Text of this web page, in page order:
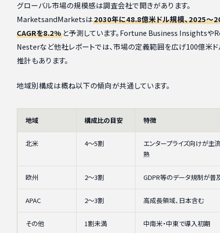
グローバル市場の規模感は調査会社で開きがあります。
MarketsandMarketsは2030年に48.8億米ドル規模、2025〜
CAGRを8.2%と予測しています。Fortune Business Insightsや
Nesterなど他社レポートでは、市場の定義範囲を広げ100億米ド
推計もあります。
地域別構成は概ね以下の傾向が共通しています。
地域 構成比の目安 特徴
北米 4〜5割
エンタープライズ向けが主
熟
欧州 2〜3割 GDPR等のデータ規制が普
APAC 2〜3割 高成長領域、日本含む
その他 1割未満 中南米・中東で導入初期